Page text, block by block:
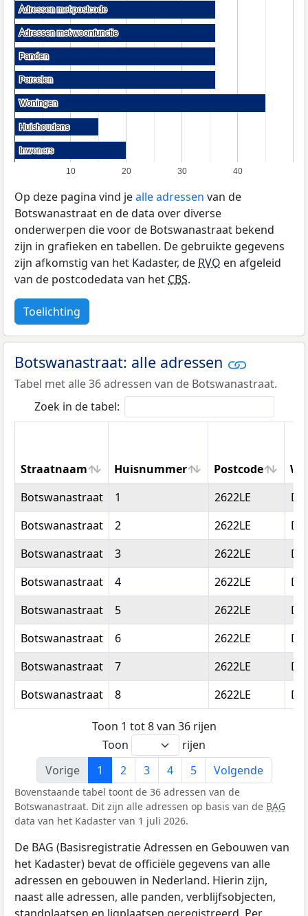
10 20 30 40
Adressen met postcode
Adressen met postcode
Adressen met woonfunctie
Adressen met woonfunctie
Panden
Panden
Percelen
Percelen
Woningen
Woningen
Huishoudens
Huishoudens
Inwoners
Inwoners
Op deze pagina vind jealle adressen van de
Botswanastraat en de data over diverse
onderwerpen die voor de Botswanastraat bekend
zijn in grafieken en tabellen. De gebruikte gegevens
zijn afkomstig van het Kadaster, deRVO en afgeleid
van de postcodedata van hetCBS.
Toelichting
Botswanastraat: alle adressen
Tabel met alle 36 adressen van de Botswanastraat.
Zoek in de tabel:
Straatnaam Huisnummer Postcode
Straatnaam
Huisnummer Postcode
Botswanastraat 1 2622LE
Botswanastraat
2 2622LE
Botswanastraat
3 2622LE
Botswanastraat
4 2622LE
Botswanastraat
5 2622LE
Botswanastraat
6 2622LE
Botswanastraat
7 2622LE
Botswanastraat
8 2622LE
Toon 1 tot 8 van 36 rijen
Toon
rijen
Vorige
1 2 3 4 5 Volgende
Bovenstaande tabel toont de 36 adressen van de
Botswanastraat. Dit zijn alle adressen op basis van de BAG
data van het Kadaster van 1 juli 2026.
De BAG (Basisregistratie Adressen en Gebouwen van
het Kadaster) bevat de officiële gegevens van alle
adressen en gebouwen in Nederland. Hierin zijn,
naast alle adressen, alle panden, verblijfsobjecten,